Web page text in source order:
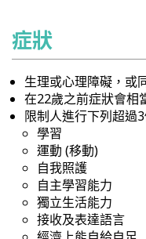
症狀
生理或心理障礙，或
在22歲之前症狀會相
限制人進行下列超過
學習
運動 (移動)
自我照護
自主學習能力
獨立生活能力
接收及表達語言